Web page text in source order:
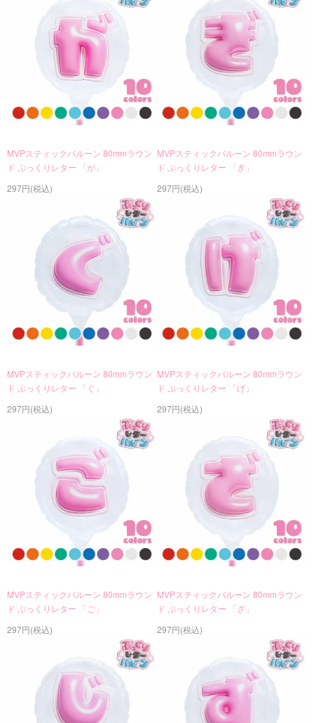
MVPスティックバルーン 80mmラウン
ド ぷっくりレター 「が」
297円(税込)
MVPスティックバルーン 80mmラウン
ド ぷっくりレター 「ぎ」
297円(税込)
MVPスティックバルーン 80mmラウン
ド ぷっくりレター 「ぐ」
297円(税込)
MVPスティックバルーン 80mmラウン
ド ぷっくりレター 「げ」
297円(税込)
MVPスティックバルーン 80mmラウン
ド ぷっくりレター 「ご」
297円(税込)
MVPスティックバルーン 80mmラウン
ド ぷっくりレター 「ざ」
297円(税込)